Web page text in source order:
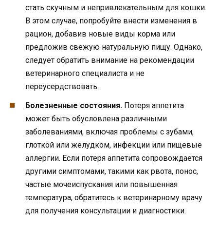
стать скучным и непривлекательным для кошки.
В этом случае, попробуйте внести изменения в
рацион, добавив новые виды корма или
предложив свежую натуральную пищу. Однако,
следует обратить внимание на рекомендации
ветеринарного специалиста и не
переусердствовать.
Болезненные состояния. Потеря аппетита
может быть обусловлена различными
заболеваниями, включая проблемы с зубами,
глоткой или желудком, инфекции или пищевые
аллергии. Если потеря аппетита сопровождается
другими симптомами, такими как рвота, понос,
частые мочеиспускания или повышенная
температура, обратитесь к ветеринарному врачу
для получения консультации и диагностики.